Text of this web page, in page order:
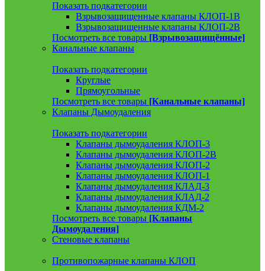
Показать подкатегории
Взрывозащищенные клапаны КЛОП-1В
Взрывозащищенные клапаны КЛОП-2В
Посмотреть все товары [Взрывозащищённые]
Канальные клапаны
Показать подкатегории
Круглые
Прямоугольные
Посмотреть все товары [Канальные клапаны]
Клапаны Дымоудаления
Показать подкатегории
Клапаны дымоудаления КЛОП-3
Клапаны дымоудаления КЛОП-2В
Клапаны дымоудаления КЛОП-2
Клапаны дымоудаления КЛОП-1
Клапаны дымоудаления КЛАД-3
Клапаны дымоудаления КЛАД-2
Клапаны дымоудаления КДМ-2
Посмотреть все товары [Клапаны
Дымоудаления]
Стеновые клапаны
Противопожарные клапаны КЛОП